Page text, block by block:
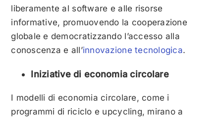
liberamente al software e alle risorse
informative, promuovendo la cooperazione
globale e democratizzando l’accesso alla
conoscenza e all’innovazione tecnologica.
Iniziative di economia circolare
I modelli di economia circolare, come i
programmi di riciclo e upcycling, mirano a